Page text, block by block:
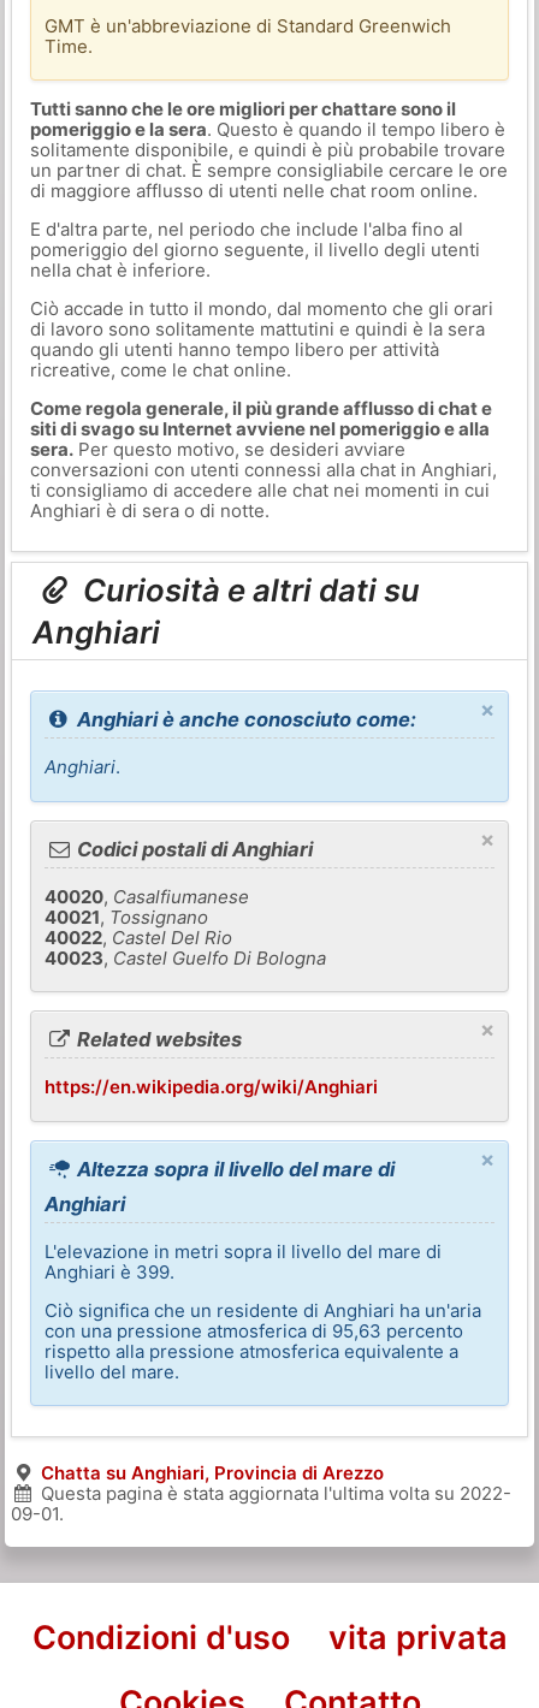
GMT è un'abbreviazione di Standard Greenwich
Time.
Tutti sanno che le ore migliori per chattare sono il
pomeriggio e la sera. Questo è quando il tempo libero è
solitamente disponibile, e quindi è più probabile trovare
un partner di chat. È sempre consigliabile cercare le ore
di maggiore afflusso di utenti nelle chat room online.
E d'altra parte, nel periodo che include l'alba fino al
pomeriggio del giorno seguente, il livello degli utenti
nella chat è inferiore.
Ciò accade in tutto il mondo, dal momento che gli orari
di lavoro sono solitamente mattutini e quindi è la sera
quando gli utenti hanno tempo libero per attività
ricreative, come le chat online.
Come regola generale, il più grande afflusso di chat e
siti di svago su Internet avviene nel pomeriggio e alla
sera.Per questo motivo, se desideri avviare
conversazioni con utenti connessi alla chat in Anghiari,
ti consigliamo di accedere alle chat nei momenti in cui
Anghiari è di sera o di notte.
Curiosità e altri dati su
Anghiari
×
Anghiari è anche conosciuto come:
Anghiari.
×
Codici postali di Anghiari
40020, Casalfiumanese
40021, Tossignano
40022, Castel Del Rio
40023, Castel Guelfo Di Bologna
×
Related websites
https://en.wikipedia.org/wiki/Anghiari
×
Altezza sopra il livello del mare di
Anghiari
L'elevazione in metri sopra il livello del mare di
Anghiari è 399.
Ciò significa che un residente di Anghiari ha un'aria
con una pressione atmosferica di 95,63 percento
rispetto alla pressione atmosferica equivalente a
livello del mare.
Chatta su Anghiari, Provincia di Arezzo
Questa pagina è stata aggiornata l'ultima volta su 2022-
09-01.
Condizioni d'uso
vita privata